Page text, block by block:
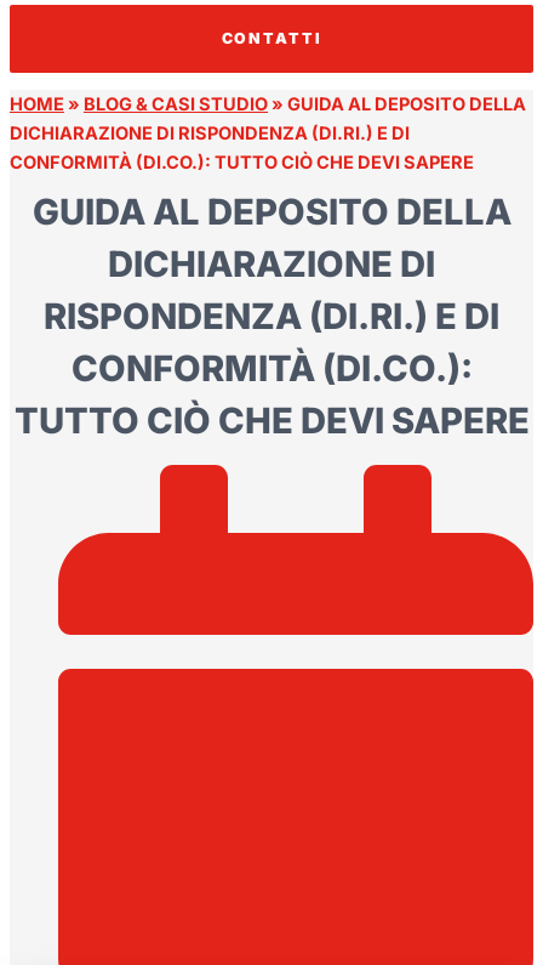
CONTATTI
HOME » BLOG & CASI STUDIO» GUIDA AL DEPOSITO DELLA
DICHIARAZIONE DI RISPONDENZA (DI.RI.) E DI
CONFORMITÀ (DI.CO.): TUTTO CIÒ CHE DEVI SAPERE
GUIDA AL DEPOSITO DELLA
DICHIARAZIONE DI
RISPONDENZA (DI.RI.) E DI
CONFORMITÀ (DI.CO.):
TUTTO CIÒ CHE DEVI SAPERE